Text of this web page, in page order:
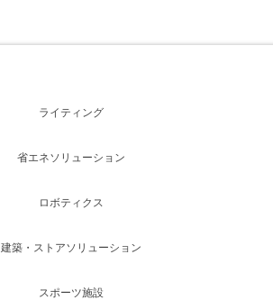
ライティング
省エネソリューション
ロボティクス
建築・ストアソリューション
スポーツ施設